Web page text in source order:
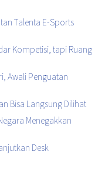
Talenta E-Sports
Kompetisi, tapi Ruang
Awali Penguatan
Bisa Langsung Dilihat
Menegakkan
Desk